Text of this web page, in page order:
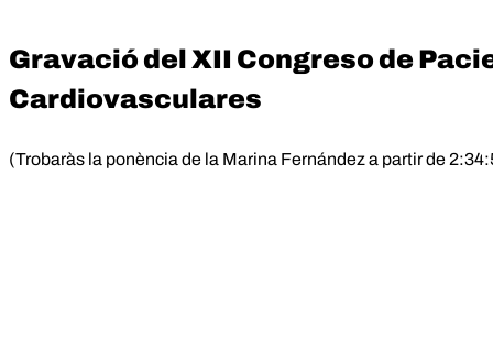
Gravació del XII Congreso de
Cardiovasculares
(Trobaràs la ponència de la Marina Fernández a partir de